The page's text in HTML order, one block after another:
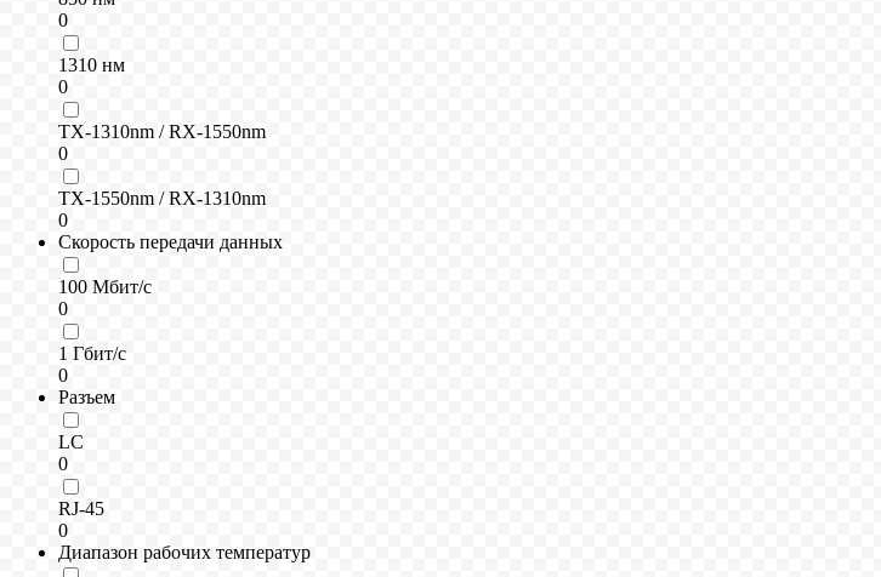
0
1310 нм
0
TX-1310nm / RX-1550nm
0
TX-1550nm / RX-1310nm
0
Скорость передачи данных
100 Мбит/с
0
1 Гбит/с
0
Разъем
LC
0
RJ-45
0
Диапазон рабочих температур